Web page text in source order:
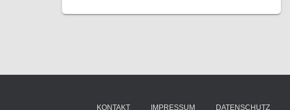
KONTAKT IMPRESSUM DATENSCHUTZ